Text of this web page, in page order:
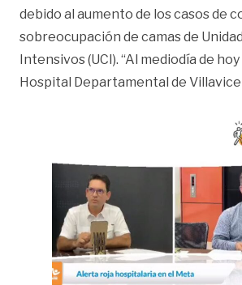
debido al aumento de los casos de
sobreocupación de camas de
Intensivos (UCI). “Al mediodía de
Hospital Departamental de